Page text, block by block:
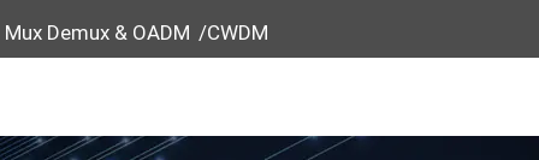
Mux Demux & OADM
CWDM